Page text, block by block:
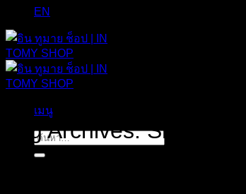
EN
เมนู
ค้นหา:
Tag Archives:Shoes Bag